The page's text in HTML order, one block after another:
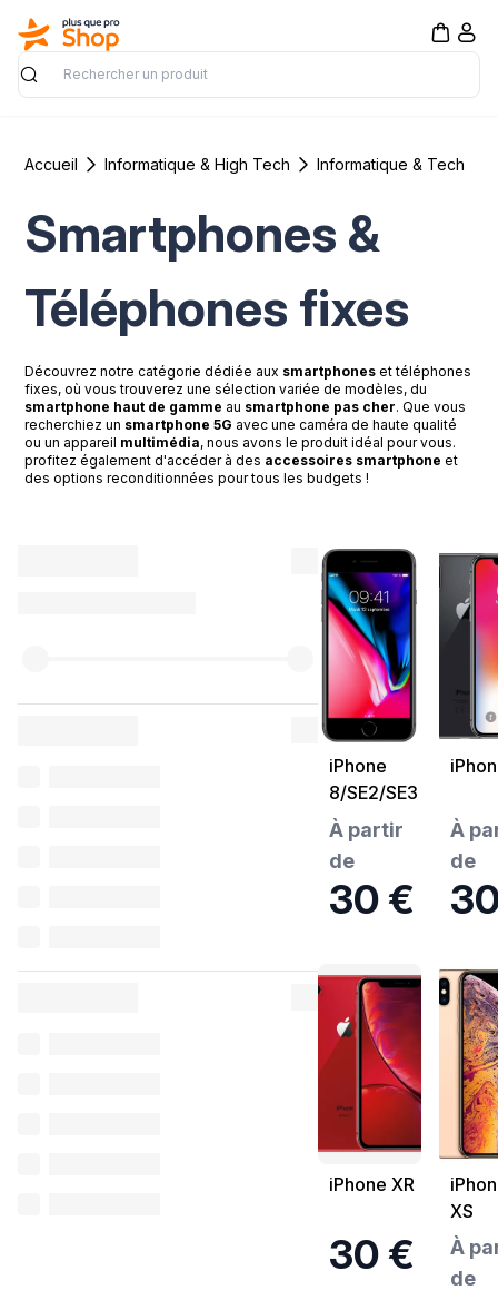
Rechercher
Accueil Informatique & High Tech Informatique & Tech
Smartphones &
Téléphones fixes
Découvrez notre catégorie dédiée aux smartphones et téléphones
fixes, où vous trouverez une sélection variée de modèles, du
smartphone haut de gamme au smartphone pas cher. Que vous
recherchiez un smartphone 5G avec une caméra de haute qualité
ou un appareil multimédia, nous avons le produit idéal pour vous.
profitez également d'accéder à des accessoires smartphone et
des options reconditionnées pour tous les budgets !
iPhone
8/SE2/SE3
Noir
À partir
de
30 €
À
de
iPhone XR
30 €
XS
À
de